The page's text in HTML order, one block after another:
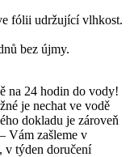
fólii udržující vlhkost.
bez újmy.
na 24 hodin do vody!
je nechat ve vodě
dokladu je zároveň
Vám zašleme v
v týden doručení